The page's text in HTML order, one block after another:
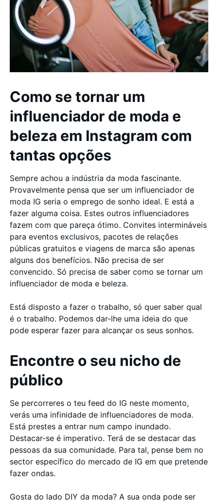
Como se tornar um
influenciador de moda e
beleza em Instagram com
tantas opções
Sempre achou a indústria da moda fascinante.
Provavelmente pensa que ser um influenciador de
moda IG seria o emprego de sonho ideal. E está a
fazer alguma coisa. Estes outros influenciadores
fazem com que pareça ótimo. Convites intermináveis
para eventos exclusivos, pacotes de relações
públicas gratuitos e viagens de marca são apenas
alguns dos benefícios. Não precisa de ser
convencido. Só precisa de saber como se tornar um
influenciador de moda e beleza.
Está disposto a fazer o trabalho, só quer saber qual
é o trabalho. Podemos dar-lhe uma ideia do que
pode esperar fazer para alcançar os seus sonhos.
Encontre o seu nicho de
público
Se percorreres o teu feed do IG neste momento,
verás uma infinidade de influenciadores de moda.
Está prestes a entrar num campo inundado.
Destacar-se é imperativo. Terá de se destacar das
pessoas da sua comunidade. Para tal, pense bem no
sector específico do mercado de IG em que pretende
fazer ondas.
Gosta do lado DIY da moda? A sua onda pode ser